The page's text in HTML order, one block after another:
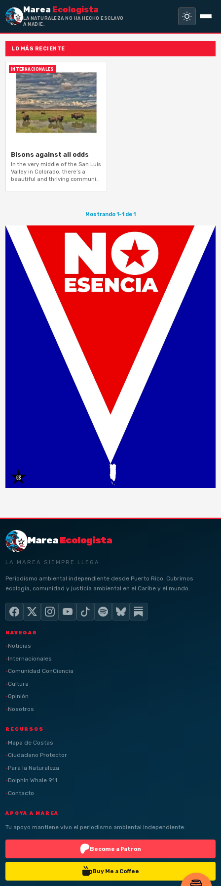
Marea Ecologista
LA NATURALEZA NO HA HECHO ESCLAVO
A NADIE, SIN
LO MÁS RECIENTE
INTERNACIONALES
Bisons against all odds
In the very middle of the San Luis
Valley in Colorado, there’s a
beautiful and thriving community
Mostrando 1-1 de 1
MareaEcologista
LA MAREA SIEMPRE LLEGA
Periodismo ambiental independiente desde Puerto Rico. Cubrimos
ecología, comunidad y justicia ambiental en el Caribe y el mundo.
NAVEGAR
Noticias
Internacionales
Comunidad ConCiencia
Cultura
Opinión
Nosotros
RECURSOS
Mapa de Costas
Ciudadano Protector
Para la Naturaleza
Dolphin Whale 911
Contacto
APOYA A MAREA
Tu apoyo mantiene vivo el periodismo ambiental independiente.
Become a Patron
Buy Me a Coffee